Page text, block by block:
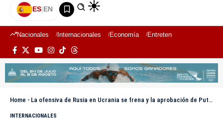
ES|EN
Nacionales Internacionales Economía Entretenimiento
Home - La ofensiva de Rusia en Ucrania se frena y la aprobación de Putin cae a sus niveles más bajos desde el inicio de la guerra
INTERNACIONALES